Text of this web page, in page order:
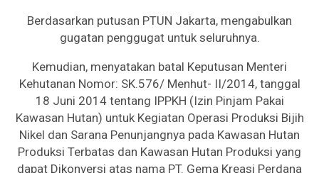
Berdasarkan putusan PTUN Jakarta, mengabulkan
gugatan penggugat untuk seluruhnya.
Kemudian, menyatakan batal Keputusan Menteri
Kehutanan Nomor: SK.576/ Menhut- II/2014, tanggal
18 Juni 2014 tentang IPPKH (Izin Pinjam Pakai
Kawasan Hutan) untuk Kegiatan Operasi Produksi Bijih
Nikel dan Sarana Penunjangnya pada Kawasan Hutan
Produksi Terbatas dan Kawasan Hutan Produksi yang
dapat Dikonversi atas nama PT. Gema Kreasi Perdana